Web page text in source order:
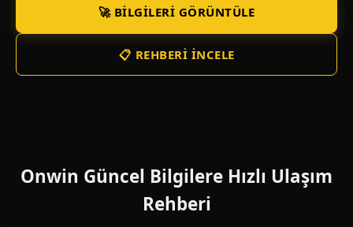
🚀 BILGILERI GÖRÜNTÜLE
📋 REHBERI İNCELE
Onwin Güncel Bilgilere Hızlı Ulaşım
Rehberi